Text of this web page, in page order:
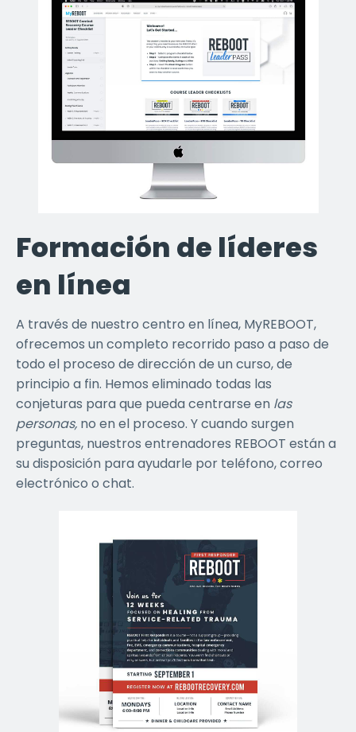
Formación de líderes
en línea
A través de nuestro centro en línea, MyREBOOT,
ofrecemos un completo recorrido paso a paso de
todo el proceso de dirección de un curso, de
principio a fin. Hemos eliminado todas las
conjeturas para que pueda centrarse en las
personas, no en el proceso. Y cuando surgen
preguntas, nuestros entrenadores REBOOT están a
su disposición para ayudarle por teléfono, correo
electrónico o chat.